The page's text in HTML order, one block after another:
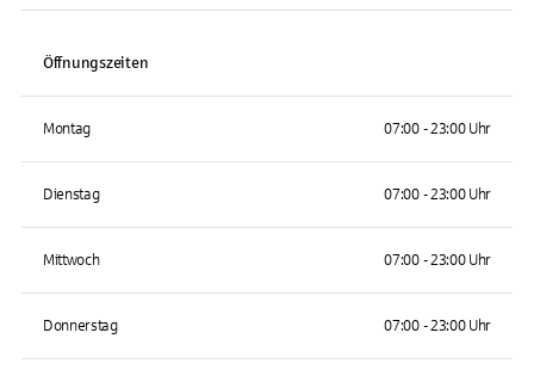
Öffnungszeiten
Montag 07:00 - 23:00 Uhr
Dienstag 07:00 - 23:00 Uhr
Mittwoch 07:00 - 23:00 Uhr
Donnerstag 07:00 - 23:00 Uhr